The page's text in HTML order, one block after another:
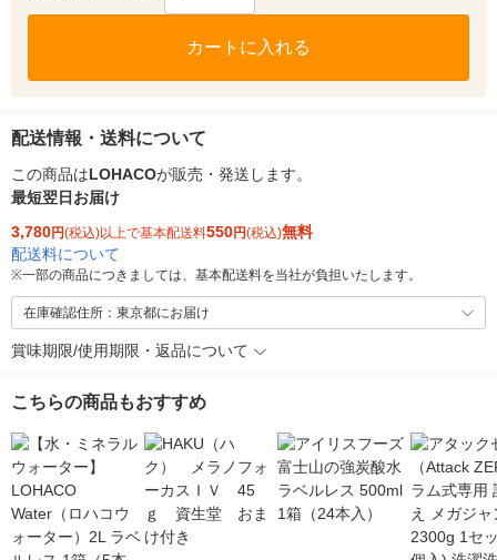
カートに入れる
配送情報・送料について
この商品はLOHACOが販売・発送します。
最短翌日お届け
3,780円(税込)以上で基本配送料550円(税込)無料
配送料について
※一部の商品につきましては、基本配送料を当社が負担いたします。
在庫確認住所：東京都にお届け
賞味期限/使用期限・返品について
こちらの商品もおすすめ